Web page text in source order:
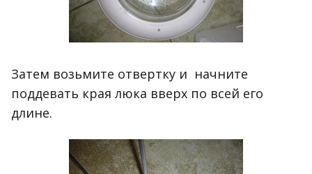
Затем возьмите отвертку и начните
поддевать края люка вверх по всей его
длине.